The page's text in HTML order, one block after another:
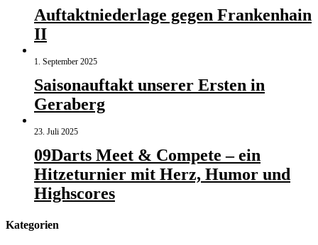
Auftaktniederlage gegen Frankenhain
II
1. September 2025
Saisonauftakt unserer Ersten in
Geraberg
23. Juli 2025
09Darts Meet & Compete – ein
Hitzeturnier mit Herz, Humor und
Highscores
Kategorien